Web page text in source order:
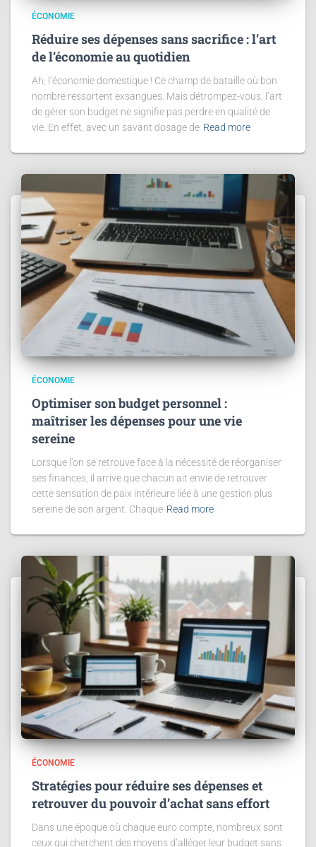
ÉCONOMIE
Réduire ses dépenses sans sacrifice : l’art
de l’économie au quotidien
Ah, l’économie domestique ! Ce champ de bataille où bon
nombre ressortent exsangues. Mais détrompez-vous, l’art
de gérer son budget ne signifie pas perdre en qualité de
vie. En effet, avec un savant dosage de Read more
ÉCONOMIE
Optimiser son budget personnel :
maîtriser les dépenses pour une vie
sereine
Lorsque l’on se retrouve face à la nécessité de réorganiser
ses finances, il arrive que chacun ait envie de retrouver
cette sensation de paix intérieure liée à une gestion plus
sereine de son argent. Chaque Read more
ÉCONOMIE
Stratégies pour réduire ses dépenses et
retrouver du pouvoir d’achat sans effort
Dans une époque où chaque euro compte, nombreux sont
ceux qui cherchent des moyens d’alléger leur budget sans